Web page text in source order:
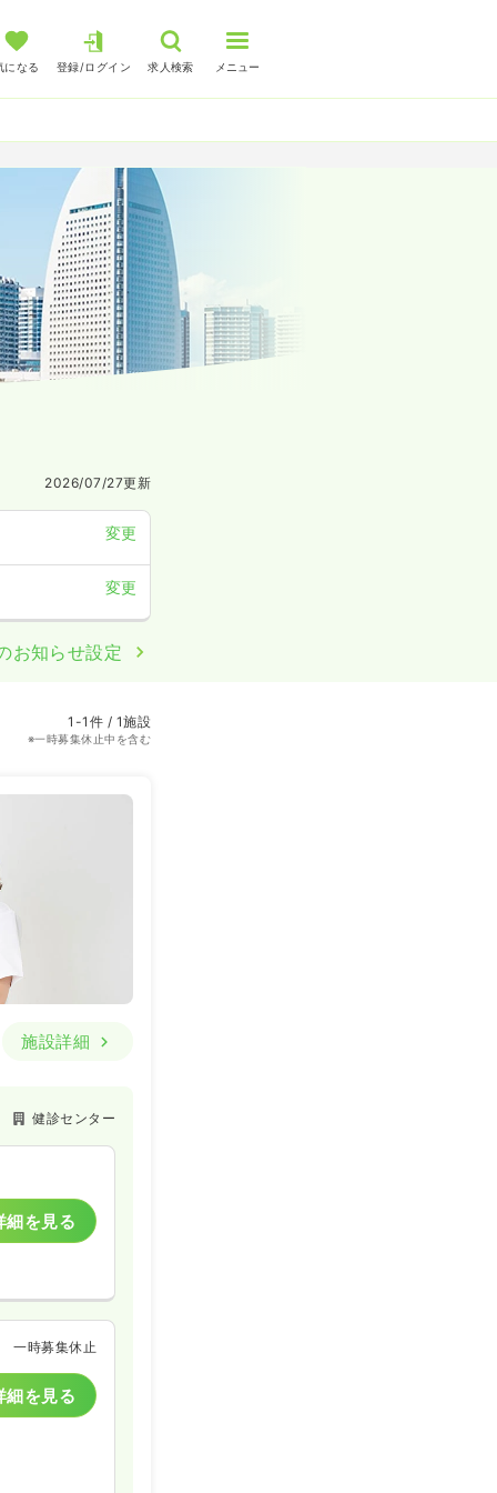
になる 登録/ログイン 求人検索 メニュー
2026/07/27更新
変更
変更
お知らせ設定
1-1件 / 1施設
※一時募集休止中を含む
施設詳細
健診センター
細を見る
一時募集休止
細を見る